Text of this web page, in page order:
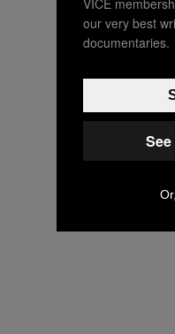
our very best
documentaries.